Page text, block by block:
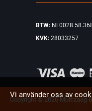
BTW:
KVK: 28033257
Copyright © 2026 Multizaag
Vi använder oss av